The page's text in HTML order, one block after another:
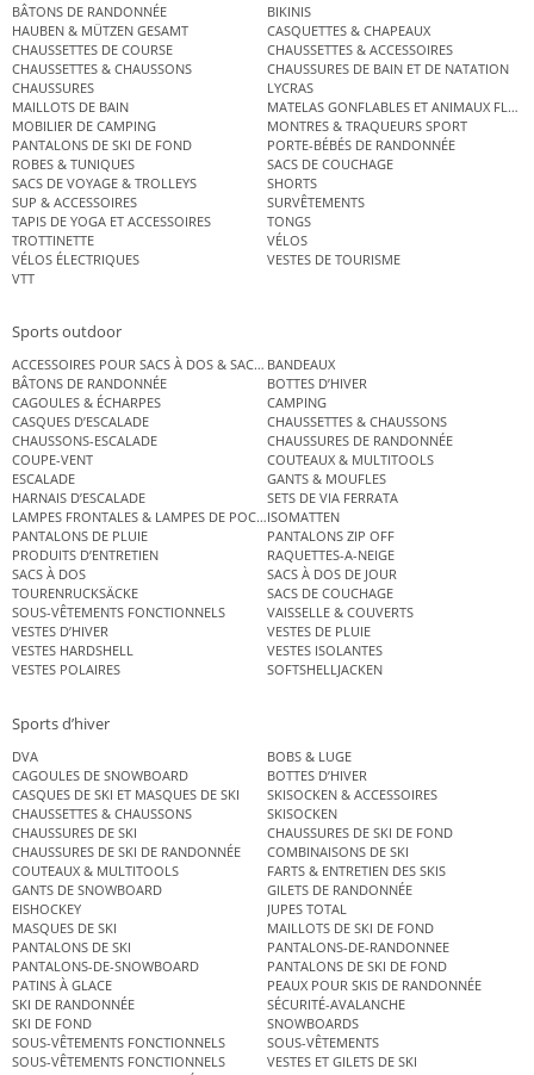
BÂTONS DE RANDONNÉE
BIKINIS
HAUBEN & MÜTZEN GESAMT
CASQUETTES & CHAPEAUX
CHAUSSETTES DE COURSE
CHAUSSETTES & ACCESSOIRES
CHAUSSETTES & CHAUSSONS
CHAUSSURES DE BAIN ET DE NATATION
CHAUSSURES
LYCRAS
MAILLOTS DE BAIN
MATELAS GONFLABLES ET ANIMAUX
MOBILIER DE CAMPING
MONTRES & TRAQUEURS SPORT
PANTALONS DE SKI DE FOND
PORTE-BÉBÉS DE RANDONNÉE
ROBES & TUNIQUES
SACS DE COUCHAGE
SACS DE VOYAGE & TROLLEYS
SHORTS
SUP & ACCESSOIRES
SURVÊTEMENTS
TAPIS DE YOGA ET ACCESSOIRES
TONGS
TROTTINETTE
VÉLOS
VÉLOS ÉLECTRIQUES
VESTES DE TOURISME
VTT
Sports outdoor
ACCESSOIRES POUR SACS À DOS & SACS ÉTANCHES
BANDEAUX
BÂTONS DE RANDONNÉE
BOTTES D’HIVER
CAGOULES & ÉCHARPES
CAMPING
CASQUES D’ESCALADE
CHAUSSETTES & CHAUSSONS
CHAUSSONS-ESCALADE
CHAUSSURES DE RANDONNÉE
COUPE-VENT
COUTEAUX & MULTITOOLS
ESCALADE
GANTS & MOUFLES
HARNAIS D’ESCALADE
SETS DE VIA FERRATA
LAMPES FRONTALES & LAMPES DE POCHEISOMATTEN
PANTALONS DE PLUIE
PANTALONS ZIP OFF
PRODUITS D’ENTRETIEN
RAQUETTES-A-NEIGE
SACS À DOS
SACS À DOS DE JOUR
TOURENRUCKSÄCKE
SACS DE COUCHAGE
SOUS-VÊTEMENTS FONCTIONNELS
VAISSELLE & COUVERTS
VESTES D’HIVER
VESTES DE PLUIE
VESTES HARDSHELL
VESTES ISOLANTES
VESTES POLAIRES
SOFTSHELLJACKEN
Sports d’hiver
DVA
BOBS & LUGE
CAGOULES DE SNOWBOARD
BOTTES D’HIVER
CASQUES DE SKI ET MASQUES DE SKI
SKISOCKEN & ACCESSOIRES
CHAUSSETTES & CHAUSSONS
SKISOCKEN
CHAUSSURES DE SKI
CHAUSSURES DE SKI DE FOND
CHAUSSURES DE SKI DE RANDONNÉE
COMBINAISONS DE SKI
COUTEAUX & MULTITOOLS
FARTS & ENTRETIEN DES SKIS
GANTS DE SNOWBOARD
GILETS DE RANDONNÉE
EISHOCKEY
JUPES TOTAL
MASQUES DE SKI
MAILLOTS DE SKI DE FOND
PANTALONS DE SKI
PANTALONS-DE-RANDONNEE
PANTALONS-DE-SNOWBOARD
PANTALONS DE SKI DE FOND
PATINS À GLACE
PEAUX POUR SKIS DE RANDONNÉE
SKI DE RANDONNÉE
SÉCURITÉ-AVALANCHE
SKI DE FOND
SNOWBOARDS
SOUS-VÊTEMENTS FONCTIONNELS
SOUS-VÊTEMENTS
SOUS-VÊTEMENTS FONCTIONNELS
VESTES ET GILETS DE SKI